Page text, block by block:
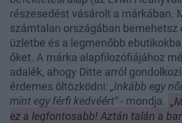
részesedést vásárolt a márkában.
számtalan országában bemehetsz
üzletbe és a legmenőbb
őket. A márka alapfilozófiájához
adalék, ahogy Ditte arról
érdemes öltözködni: „Inkább egy
mint egy férfi kedvéért"- mondja.
ez a legfontosabb! Aztán talán a